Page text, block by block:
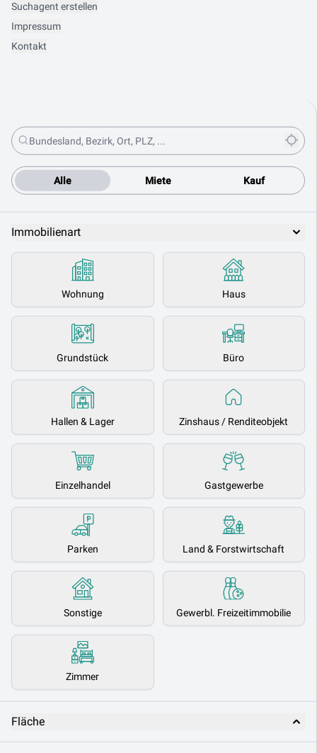
Alle Miete Kauf
Immobilienart
Wohnung Haus
Grundstück Büro
Hallen & Lager Zinshaus / Renditeobjekt
Einzelhandel Gastgewerbe
Parken Land & Forstwirtschaft
Sonstige Gewerbl. Freizeitimmobilie
Zimmer
Fläche
Suchagent erstellen
Impressum
Kontakt